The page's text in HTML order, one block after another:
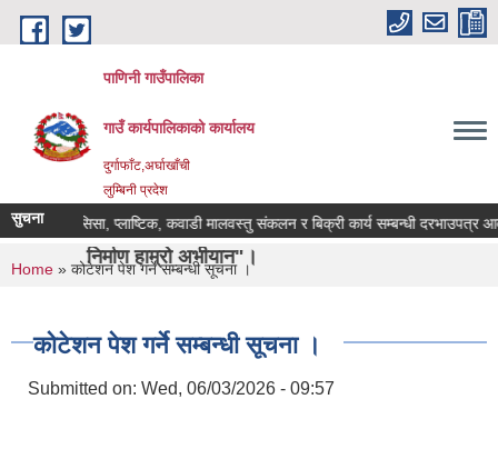
Skip to main content
पाणिनी गाउँपालिका
गाउँ कार्यपालिकाको कार्यालय
दुर्गाफाँट,अर्घाखाँची
लुम्बिनी प्रदेश
हाम्रो अभीयान"।
सुचनासिसा, प्लाष्टिक, कवाडी मालवस्तु संकलन र बिक्री कार्य सम्बन्धी दरभाउपत्र
You are here
Home » कोटेशन पेश गर्ने सम्बन्धी सूचना ।
कोटेशन पेश गर्ने सम्बन्धी सूचना ।
Submitted on: Wed, 06/03/2026 - 09:57